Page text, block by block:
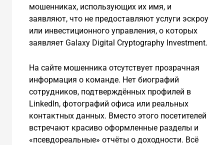
мошенниках, использующих их имя, и
заявляют, что не предоставляют услуги эскроу
или инвестиционного управления, о которых
заявляет Galaxy Digital Cryptography Investment.
На сайте мошенника отсутствует прозрачная
информация о команде. Нет биографий
сотрудников, подтверждённых профилей в
LinkedIn, фотографий офиса или реальных
контактных данных. Вместо этого посетителей
встречают красиво оформленные разделы и
«псевдореальные» отчёты о доходности. Всё